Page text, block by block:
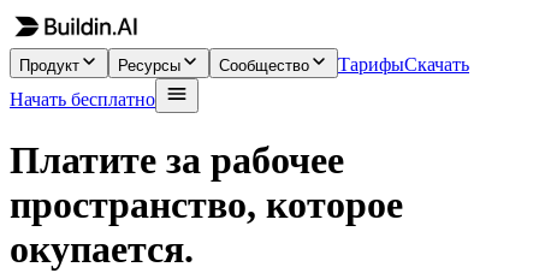
Продукт Ресурсы Сообщество ТарифыСкачать
Начать бесплатно
Платите за рабочее
пространство, которое
окупается.